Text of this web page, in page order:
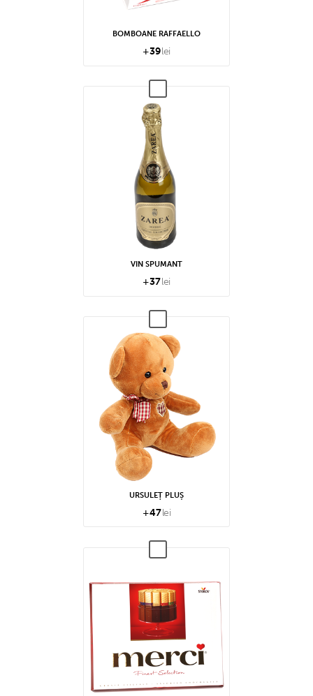
BOMBOANE RAFFAELLO
+39lei
VIN SPUMANT
+37lei
URSULEȚ PLUȘ
+47lei